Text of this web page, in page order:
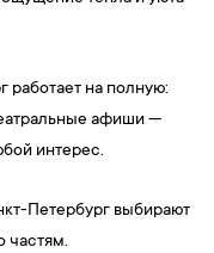
работает на полную:
афиши —
интерес.
Петербург выбирают
частям.